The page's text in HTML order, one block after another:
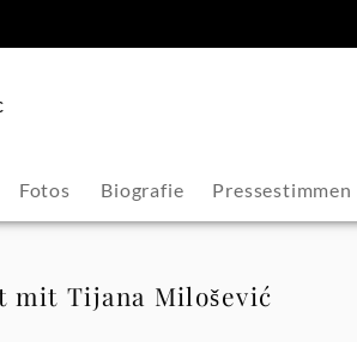
Fotos Biografie Pressestimmen
mit Tijana Milošević